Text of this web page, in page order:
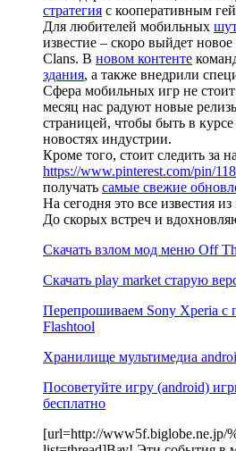
стратегия с кооперативным
Для любителей мобильных
известие – скоро выйдет
Clans. В новом контенте
здания, а также внедрили
Сфера мобильных игр не
месяц нас радуют новые
страницей, чтобы быть в
новостях индустрии.
Кроме того, стоит следить за
https://www.pinterest.com/pin/
получать самые свежие
На сегодня это все известия
До скорых встреч и
Скачать взлом мод меню Off
Скачать play market старую
Перепрошиваем Sony Xperia
Flashtool
Хранилище мультимедиа
Посоветуйте игру (android)
бесплатно
[url=http://www5f.biglobe.ne.jp/